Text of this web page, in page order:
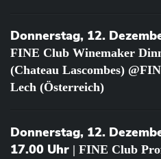
Donnerstag, 12.
FINE Club Winemaker
(Chateau Lascombes)
Lech (Österreich)
Donnerstag, 12.
17.00 Uhr | FINE Club